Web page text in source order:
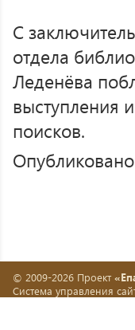
С
отдела
Леденёва
выступления
поисков.
© 2009-2026 Проект
Система управления